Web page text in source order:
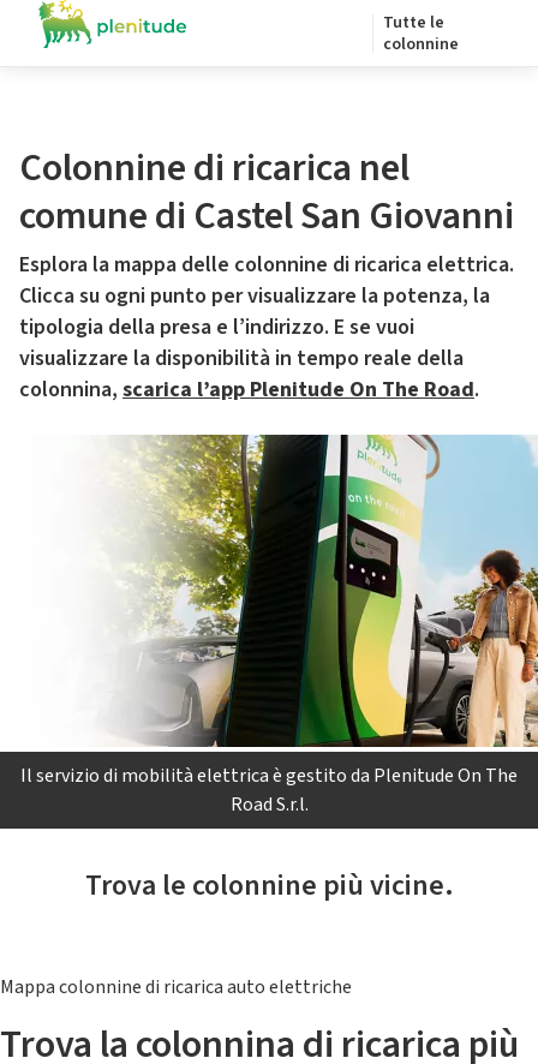
Tutte le
colonnine
Colonnine di ricarica nel
comune di Castel San Giovanni
Esplora la mappa delle colonnine di ricarica elettrica.
Clicca su ogni punto per visualizzare la potenza, la
tipologia della presa e l’indirizzo. E se vuoi
visualizzare la disponibilità in tempo reale della
colonnina, scarica l’app Plenitude On The Road.
Il servizio di mobilità elettrica è gestito da Plenitude On The
Road S.r.l.
Trova le colonnine più vicine.
Mappa colonnine di ricarica auto elettriche
Trova la colonnina di ricarica più